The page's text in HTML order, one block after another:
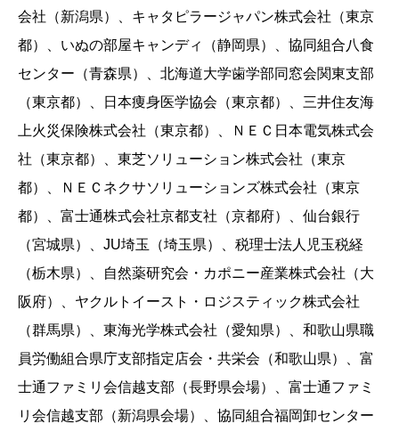
会社（新潟県）、キャタピラージャパン株式会社（東京
都）、いぬの部屋キャンディ（静岡県）、協同組合八食
センター（青森県）、北海道大学歯学部同窓会関東支部
（東京都）、日本痩身医学協会（東京都）、三井住友海
上火災保険株式会社（東京都）、ＮＥＣ日本電気株式会
社（東京都）、東芝ソリューション株式会社（東京
都）、ＮＥＣネクサソリューションズ株式会社（東京
都）、富士通株式会社京都支社（京都府）、仙台銀行
（宮城県）、JU埼玉（埼玉県）、税理士法人児玉税経
（栃木県）、自然薬研究会・カポニー産業株式会社（大
阪府）、ヤクルトイースト・ロジスティック株式会社
（群馬県）、東海光学株式会社（愛知県）、和歌山県職
員労働組合県庁支部指定店会・共栄会（和歌山県）、富
士通ファミリ会信越支部（長野県会場）、富士通ファミ
リ会信越支部（新潟県会場）、協同組合福岡卸センター